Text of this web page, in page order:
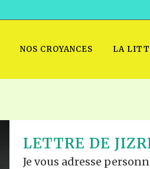
NOS CROYANCES LA
LETTRE DE
Je vous adresse